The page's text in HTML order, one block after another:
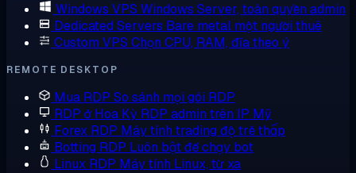
Windows VPS Windows Server, toàn quyền admin
Dedicated Servers Bare metal một người thuê
Custom VPS Chọn CPU, RAM, đĩa theo ý
REMOTE DESKTOP
Mua RDP So sánh mọi gói RDP
RDP ở Hoa Kỳ RDP admin trên IP Mỹ
Forex RDP Máy tính trading độ trễ thấp
Botting RDP Luôn bật để chạy bot
Linux RDP Máy tính Linux, từ xa